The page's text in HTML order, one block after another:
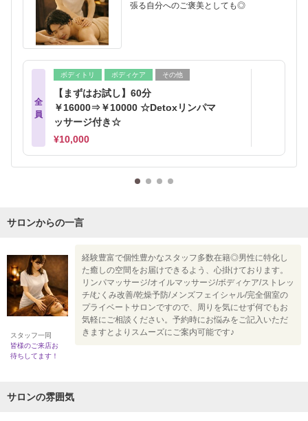
張る自分へのご褒美としても◎
全
員
ボディトリ ボディケア その他
【まずはお試し】60分
￥16000⇒￥10000 ☆Detoxリンパマ
ッサージ付き☆
¥10,000
サロンからの一言
スタッフ一同
皆様のご来店お
待ちしてます！
経験豊富で個性豊かなスタッフ多数在籍◎男性に特化し
た癒しの空間をお届けできるよう、心掛けております。
リンパマッサージ/オイルマッサージ/ボディケア/ストレッ
チ/むくみ改善/乾燥予防/メンズフェイシャル/完全個室の
プライベートサロンですので、周りを気にせず何でもお
気軽にご相談ください。予約時にお悩みをご記入いただ
きますとよりスムーズにご案内可能です♪
サロンの雰囲気